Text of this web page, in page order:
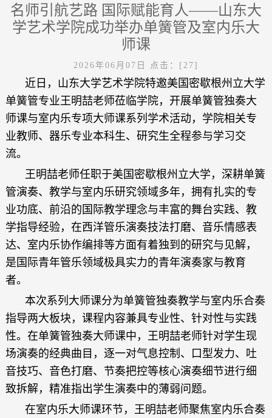
名师引航艺路 国际赋能育人——山东大
学艺术学院成功举办单簧管及室内乐大
师课
2026年06月07日 点击：[ 27]
近日，山东大学艺术学院特邀美国密歇根州立大学
单簧管专业王明喆老师莅临学院，开展单簧管独奏大
师课与室内乐专项大师课系列学术活动，学院相关专
业教师、器乐专业本科生、研究生全程参与学习交
流。
王明喆老师任职于美国密歇根州立大学，深耕单簧
管演奏、教学与室内乐研究领域多年，拥有扎实的专
业功底、前沿的国际教学理念与丰富的舞台实践、教
学指导经验，在西洋管乐演奏技法打磨、音乐情感表
达、室内乐协作编排等方面有着独到的研究与见解，
是国际青年管乐领域极具实力的青年演奏家与教育
者。
本次系列大师课分为单簧管独奏教学与室内乐合奏
指导两大板块，课程内容兼具专业性、针对性与实践
性。在单簧管独奏大师课中，王明喆老师针对学生现
场演奏的经典曲目，逐一对气息控制、口型发力、吐
音技巧、音色打磨、节奏把控等核心演奏细节进行细
致拆解，精准指出学生演奏中的薄弱问题。
在室内乐大师课环节，王明喆老师聚焦室内乐合奏